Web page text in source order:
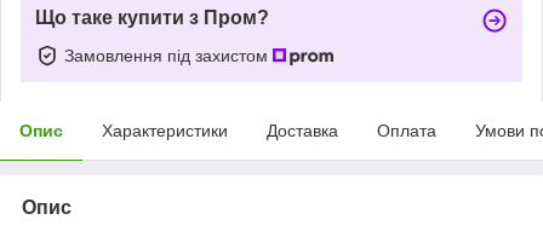
Що таке купити з Пром?
Замовлення під захистом
Опис Характеристики Доставка Оплата Умови
Опис